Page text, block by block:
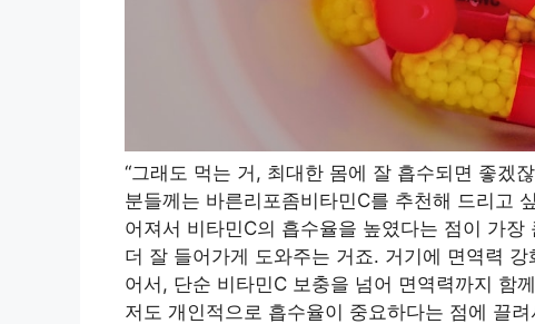
“그래도 먹는 거, 최대한 몸에 잘 흡수되면 좋겠
분들께는 바른리포좀비타민C를 추천해 드리고
어져서 비타민C의 흡수율을 높였다는 점이 가
더 잘 들어가게 도와주는 거죠. 거기에 면역력
어서, 단순 비타민C 보충을 넘어 면역력까지 함
저도 개인적으로 흡수율이 중요하다는 점에 끌